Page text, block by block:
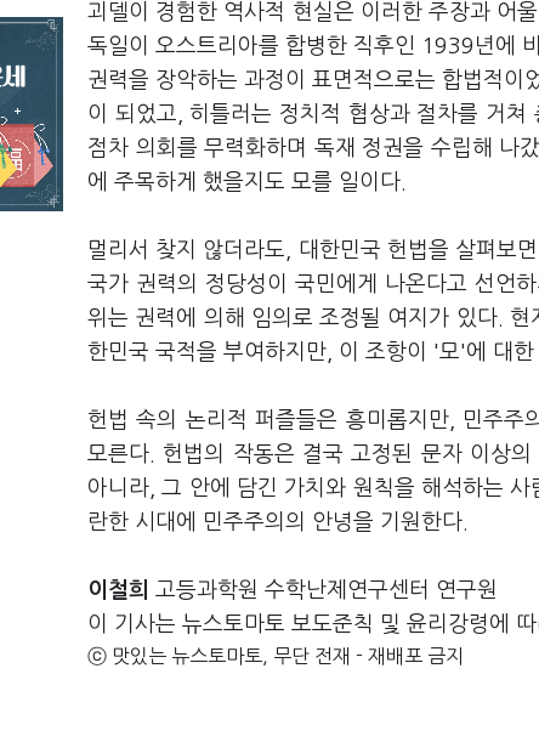
괴델이 경험한 역사적 현실은 이러한 주장과 어
독일이 오스트리아를 합병한 직후인 1939년에
권력을 장악하는 과정이 표면적으로는 합법적
이 되었고, 히틀러는 정치적 협상과 절차를 거
점차 의회를 무력화하며 독재 정권을 수립해 나
에 주목하게 했을지도 모를 일이다.
멀리서 찾지 않더라도, 대한민국 헌법을 살펴보
국가 권력의 정당성이 국민에게 나온다고 선언
위는 권력에 의해 임의로 조정될 여지가 있다.
한민국 국적을 부여하지만, 이 조항이 '모'에 대
헌법 속의 논리적 퍼즐들은 흥미롭지만, 민주
모른다. 헌법의 작동은 결국 고정된 문자 이상
아니라, 그 안에 담긴 가치와 원칙을 해석하는
란한 시대에 민주주의의 안녕을 기원한다.
이철희 고등과학원 수학난제연구센터 연구원
이 기사는 뉴스토마토 보도준칙 및 윤리강령에
ⓒ 맛있는 뉴스토마토, 무단 전재 - 재배포 금지